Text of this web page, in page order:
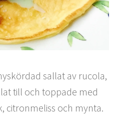
sallat av rucola,
till och toppade med
citronmeliss och mynta.